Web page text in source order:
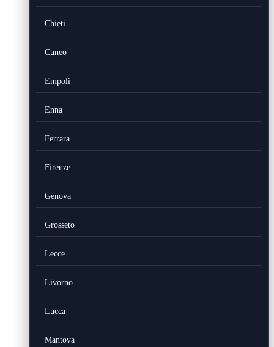
Chieti
Cuneo
Empoli
Enna
Ferrara
Firenze
Genova
Grosseto
Lecce
Livorno
Lucca
Mantova